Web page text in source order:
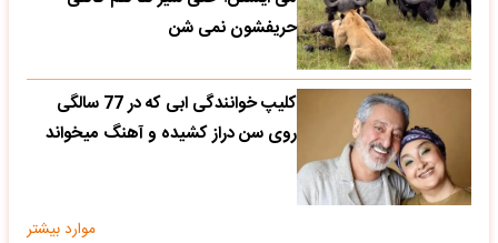
حریفشون نمی‌ شن
کلیپ خوانندگی ابی که در 77 سالگی
روی سن دراز کشیده و آهنگ میخواند
موارد بیشتر